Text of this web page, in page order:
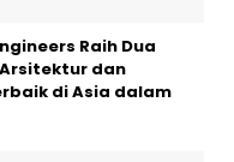
Raih Dua
dan
di Asia dalam